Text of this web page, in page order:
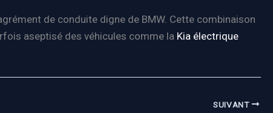
de conduite digne de BMW. Cette combinaison
aseptisé des véhicules comme la Kia électrique
SUIVANT